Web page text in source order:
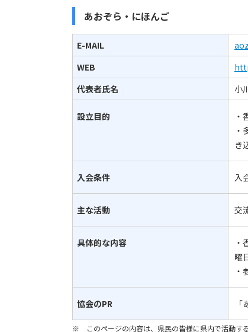
あおぞら・にほんご
E-MAIL
WEB
代表者氏名
小
設立目的
・
・
き
入会条件 入
主な活動 交
具体的な内容
・
曜
・
協会のPR
※ このページの内容は、県民の皆様に県内で活動す